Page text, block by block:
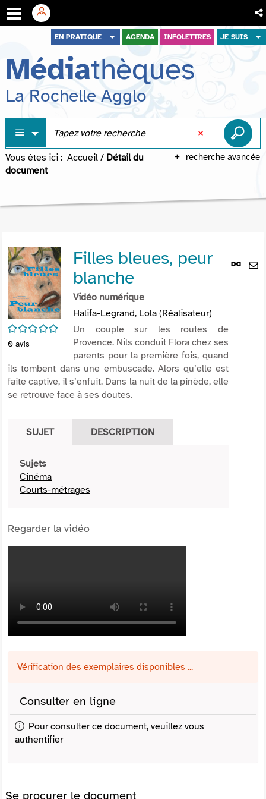
menu
contenu
recherche
EN PRATIQUE AGENDA INFOLETTRES JE SUIS
Médiathèques
La Rochelle Agglo
recherche avancée
Vous êtes ici : Accueil / Détail du
document
Lien
/5
0 avis
Filles bleues, peur
blanche
Vidéo numérique
Halifa-Legrand, Lola (Réalisateur)
Un couple sur les routes de
Provence. Nils conduit Flora chez ses
parents pour la première fois, quand
ils tombent dans une embuscade. Alors qu’elle est
faite captive, il s’enfuit. Dans la nuit de la pinède, elle
se retrouve face à ses doutes.
SUJET DESCRIPTION
Sujets
Cinéma
Courts-métrages
Regarder la vidéo
Vérification des exemplaires disponibles ...
Consulter en ligne
Pour consulter ce document, veuillez vous
authentifier
Se procurer le document